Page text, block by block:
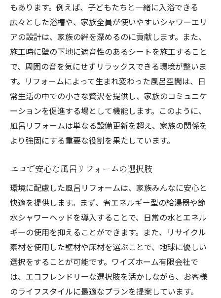
長く愛される風呂空間のためのデザイン
環境に優しいエコリフォームの提案
快適な風呂を実現するための最新技術
ワイズホーム有限会社のリフォームで鳥取市の
風呂を新しく
安心・安全の施工技術を提供
地域密着型のサービスの魅力
お客様の声に応えるリフォーム実績
最新技術を駆使した風呂リフォーム
ワイズホームが提案する未来の住まい
鳥取市のリフォームで風呂を家族の癒しの場に
変える秘訣
リフォームで実現する癒しの空間
家族が集う風呂空間の工夫
リフォームで叶える毎日の楽しみ
心の健康も考えた風呂設計
癒しを提供するインテリアの選び方
もあります。例えば、子どもたちと一緒に入浴できる
広々とした浴槽や、家族全員が使いやすいシャワーエリ
アの設計は、家族の絆を深めるのに貢献します。また、
施工時に壁の下地に遮音性のあるシートを施工すること
で、周囲の音を気にせずリラックスできる環境が整いま
す。リフォームによって生まれ変わった風呂空間は、日
常生活の中での小さな贅沢を提供し、家族のコミュニケ
ーションを促進する場として機能します。このように、
風呂リフォームは単なる設備更新を超え、家族の関係を
より強固にする重要な役割を果たしています。
エコで安心な風呂リフォームの選択肢
環境に配慮した風呂リフォームは、家族みんなに安心と
快適を提供します。まず、省エネルギー型の給湯器や節
水シャワーヘッドを導入することで、日常の水とエネル
ギーの使用を抑えることができます。また、リサイクル
素材を使用した壁材や床材を選ぶことで、地球に優しい
選択をすることが可能です。ワイズホーム有限会社で
は、エコフレンドリーな選択肢を活かしながら、お客様
のライフスタイルに最適なプランを提案しています。